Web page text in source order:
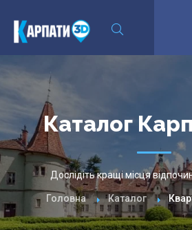
Каталог
Дослідіть кращі місця
Головна Каталог